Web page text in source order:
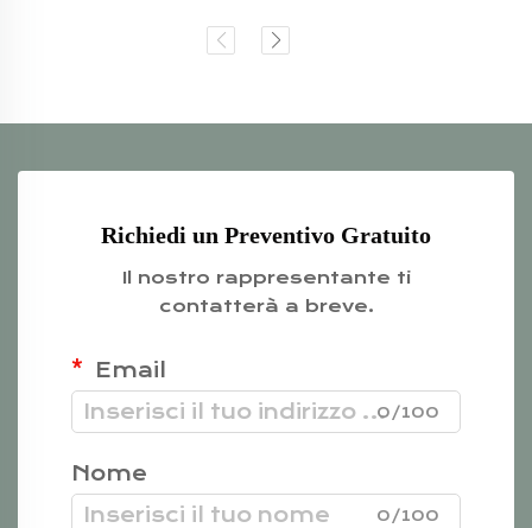
Richiedi un Preventivo Gratuito
Il nostro rappresentante ti
contatterà a breve.
Email
0/100
Nome
0/100